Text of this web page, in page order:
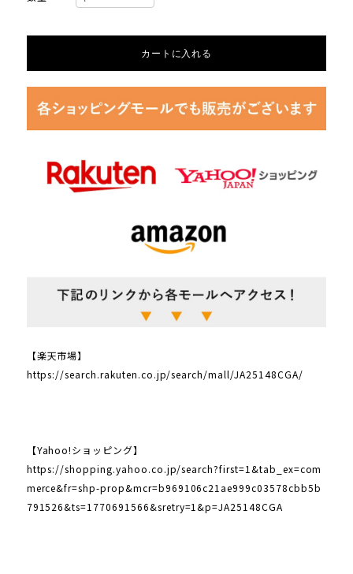
カートに入れる
【楽天市場】
https://search.rakuten.co.jp/search/mall/JA25148CGA/
【Yahoo!ショッピング】
https://shopping.yahoo.co.jp/search?first=1&tab_ex=com
merce&fr=shp-prop&mcr=b969106c21ae999c03578cbb5b
791526&ts=1770691566&sretry=1&p=JA25148CGA